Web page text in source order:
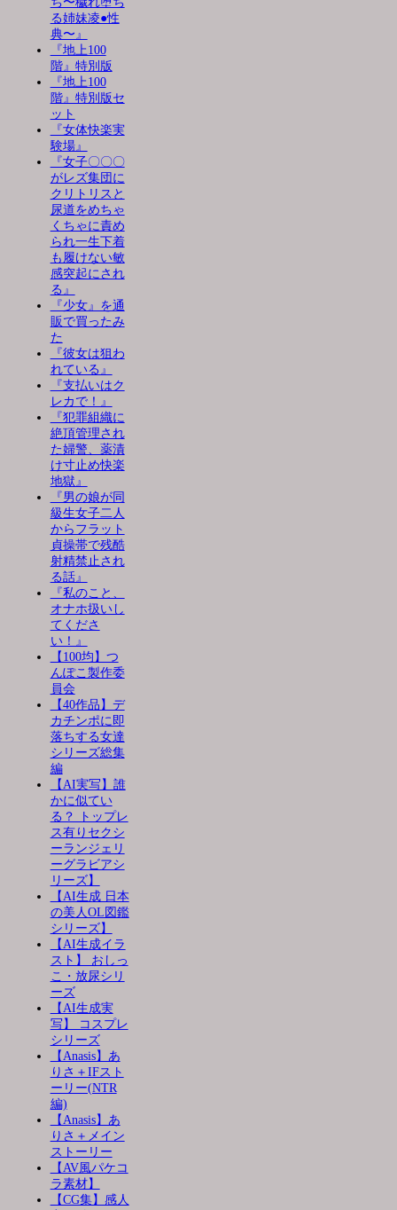
る姉妹凌●性
典〜』
『地上100
階』特別版
『地上100
階』特別版セ
ット
『女体快楽実
験場』
『女子〇〇〇
がレズ集団に
クリトリスと
尿道をめちゃ
くちゃに責め
られ一生下着
も履けない敏
感突起にされ
る』
『少女』を通
販で買ったみ
た
『彼女は狙わ
れている』
『支払いはク
レカで！』
『犯罪組織に
絶頂管理され
た婦警、薬漬
け寸止め快楽
地獄』
『男の娘が同
級生女子二人
からフラット
貞操帯で残酷
射精禁止され
る話』
『私のこと、
オナホ扱いし
てくださ
い！』
【100均】つ
んぽこ製作委
員会
【40作品】デ
カチンポに即
落ちする女達
シリーズ総集
編
【AI実写】誰
かに似てい
る？ トップレ
ス有りセクシ
ーランジェリ
ーグラビアシ
リーズ】
【AI生成 日本
の美人OL図鑑
シリーズ】
【AI生成イラ
スト】 おしっ
こ・放尿シリ
ーズ
【AI生成実
写】 コスプレ
シリーズ
【Anasis】あ
りさ＋IFスト
ーリー(NTR
編)
【Anasis】あ
りさ＋メイン
ストーリー
【AV風パケコ
ラ素材】
【CG集】感人